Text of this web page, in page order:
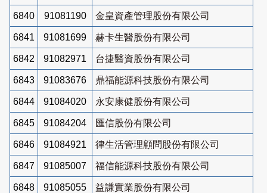
6840 91081190 金皇資產管理股份有限公司
6841 91081699 赫卡生醫股份有限公司
6842 91082971 台捷醫資股份有限公司
6843 91083676 鼎福能源科技股份有限公司
6844 91084020 永安康健股份有限公司
6845 91084204 匯信股份有限公司
6846 91084921 律生活管理顧問股份有限公司
6847 91085007 福信能源科技股份有限公司
6848 91085055 益謙實業股份有限公司